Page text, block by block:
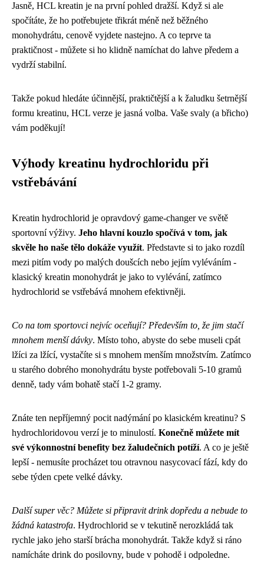
Jasně, HCL kreatin je na první pohled dražší. Když si ale
spočítáte, že ho potřebujete třikrát méně než běžného
monohydrátu, cenově vyjdete nastejno. A co teprve ta
praktičnost - můžete si ho klidně namíchat do lahve předem a
vydrží stabilní.
Takže pokud hledáte účinnější, praktičtější a k žaludku šetrnější
formu kreatinu, HCL verze je jasná volba. Vaše svaly (a břicho)
vám poděkují!
Výhody kreatinu hydrochloridu při
vstřebávání
Kreatin hydrochlorid je opravdový game-changer ve světě
sportovní výživy. Jeho hlavní kouzlo spočívá v tom, jak
skvěle ho naše tělo dokáže využít. Představte si to jako rozdíl
mezi pitím vody po malých doušcích nebo jejím vyléváním -
klasický kreatin monohydrát je jako to vylévání, zatímco
hydrochlorid se vstřebává mnohem efektivněji.
Co na tom sportovci nejvíc oceňují? Především to, že jim stačí
mnohem menší dávky. Místo toho, abyste do sebe museli cpát
lžíci za lžící, vystačíte si s mnohem menším množstvím. Zatímco
u starého dobrého monohydrátu byste potřebovali 5-10 gramů
denně, tady vám bohatě stačí 1-2 gramy.
Znáte ten nepříjemný pocit nadýmání po klasickém kreatinu? S
hydrochloridovou verzí je to minulostí. Konečně můžete mít
své výkonnostní benefity bez žaludečních potíží. A co je ještě
lepší - nemusíte procházet tou otravnou nasycovací fází, kdy do
sebe týden cpete velké dávky.
Další super věc? Můžete si připravit drink dopředu a nebude to
žádná katastrofa. Hydrochlorid se v tekutině nerozkládá tak
rychle jako jeho starší brácha monohydrát. Takže když si ráno
namícháte drink do posilovny, bude v pohodě i odpoledne.